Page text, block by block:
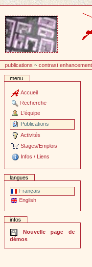
contenu
publications ~contrast enhancement
menu
Accueil
Recherche
L'équipe
Publications
Activités
Stages/Emplois
Infos / Liens
langues
Français
English
infos
Nouvelle page de
démos